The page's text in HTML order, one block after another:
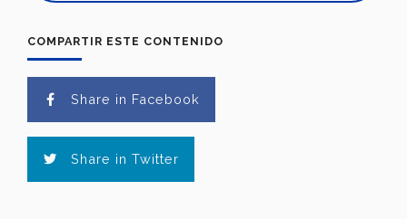
COMPARTIR ESTE CONTENIDO
Share in Facebook
Share in Twitter